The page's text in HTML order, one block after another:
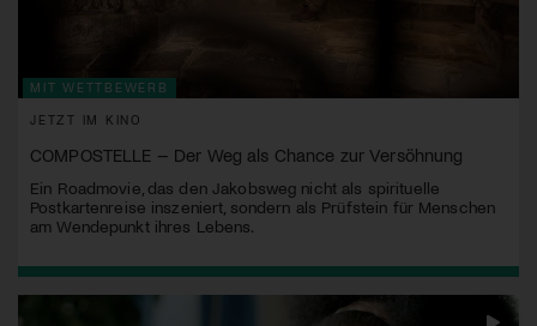
MIT WETTBEWERB
JETZT IM KINO
COMPOSTELLE – Der Weg als Chance zur Versöhnung
Ein Roadmovie, das den Jakobsweg nicht als spirituelle
Postkartenreise inszeniert, sondern als Prüfstein für Menschen
am Wendepunkt ihres Lebens.